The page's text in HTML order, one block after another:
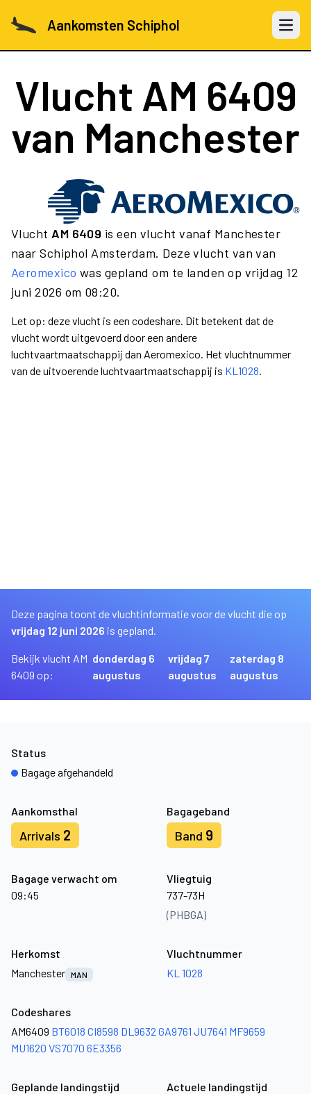
Aankomsten Schiphol Open
Vlucht AM 6409
van Manchester
Vlucht AM 6409 is een vlucht vanaf Manchester
naar Schiphol Amsterdam. Deze vlucht van van
Aeromexico was gepland om te landen op vrijdag 12
juni 2026 om 08:20.
Let op: deze vlucht is een codeshare. Dit betekent dat de
vlucht wordt uitgevoerd door een andere
luchtvaartmaatschappij dan Aeromexico. Het vluchtnummer
van de uitvoerende luchtvaartmaatschappij is KL1028.
Deze pagina toont de vluchtinformatie voor de vlucht die op
vrijdag 12 juni 2026 is gepland.
Bekijk vlucht AM
6409 op:
donderdag 6
augustus
vrijdag 7
augustus
zaterdag 8
augustus
Aankomsthal
Arrivals 2
Bagageband
Band 9
Bagage verwacht om
09:45
Vliegtuig
737-73H
(PHBGA)
Status
Bagage afgehandeld
Herkomst
Manchester MAN
Vluchtnummer
KL 1028
Codeshares
AM6409 BT6018 CI8598 DL9632 GA9761 JU7641 MF9659
MU1620 VS7070 6E3356
Geplande landingstijd
Actuele landingstijd